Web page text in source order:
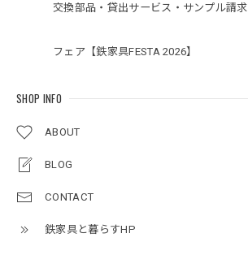
交換部品・貸出サービス・サンプル請求
フェア【鉄家具FESTA 2026】
SHOP INFO
ABOUT
BLOG
CONTACT
鉄家具と暮らすHP